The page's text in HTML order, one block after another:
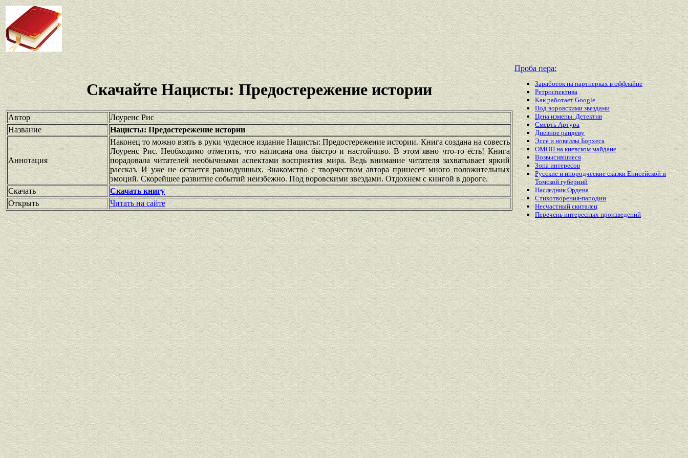
Скачайте Нацисты: Предостережение истории
Автор
Лоуренс Рис
Название
Нацисты: Предостережение истории
Аннотация
Наконец то можно взять в руки чудесное издание Нацисты: Предостережение истории. Книга создана на совесть
Лоуренс Рис. Необходимо отметить, что написана она быстро и настойчиво. В этом явно что-то есть! Книга
порадовала читателей необычными аспектами восприятия мира. Ведь внимание читателя захватывает яркий
рассказ. И уже не остается равнодушных. Знакомство с творчеством автора принесет много положительных
эмоций. Скорейшее развитие событий неизбежно. Под воровскими звездами. Отдохнем с книгой в дороге.
Скачать
Скачать книгу
Открыть
Читать на сайте
Проба пера:
Заработок на партнерках в оффлайне
Ретроспектива
Как работает Google
Под воровскими звездами
Цена измены. Детектив
Смерть Артура
Дневное рандеву
Эссе и новеллы Борхеса
ОМОН на киевском майдане
Возвысившиеся
Зона интересов
Русские и инородческие сказки Енисейской и
Томской губерний
Наследник Ордена
Стихотворения-пародии
Несчастный скиталец
Перечень интересныхпроизведений